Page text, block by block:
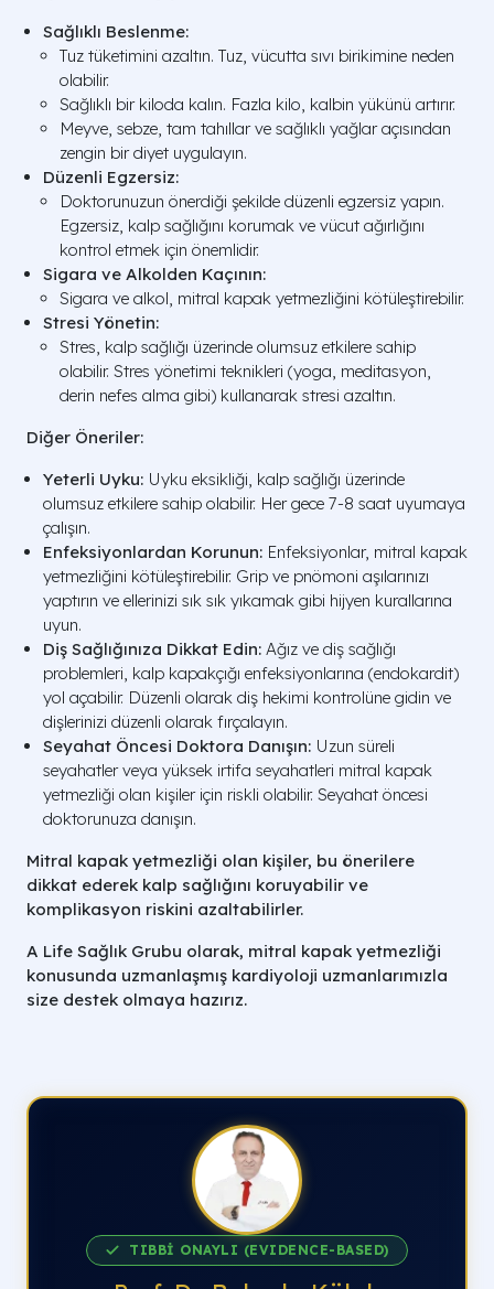
Sağlıklı Beslenme:
Tuz tüketimini azaltın. Tuz, vücutta sıvı birikimine neden
olabilir.
Sağlıklı bir kiloda kalın. Fazla kilo, kalbin yükünü artırır.
Meyve, sebze, tam tahıllar ve sağlıklı yağlar açısından
zengin bir diyet uygulayın.
Düzenli Egzersiz:
Doktorunuzun önerdiği şekilde düzenli egzersiz yapın.
Egzersiz, kalp sağlığını korumak ve vücut ağırlığını
kontrol etmek için önemlidir.
Sigara ve Alkolden Kaçının:
Sigara ve alkol, mitral kapak yetmezliğini kötüleştirebilir.
Stresi Yönetin:
Stres, kalp sağlığı üzerinde olumsuz etkilere sahip
olabilir. Stres yönetimi teknikleri (yoga, meditasyon,
derin nefes alma gibi) kullanarak stresi azaltın.
Diğer Öneriler:
Yeterli Uyku: Uyku eksikliği, kalp sağlığı üzerinde
olumsuz etkilere sahip olabilir. Her gece 7-8 saat uyumaya
çalışın.
Enfeksiyonlardan Korunun: Enfeksiyonlar, mitral kapak
yetmezliğini kötüleştirebilir. Grip ve pnömoni aşılarınızı
yaptırın ve ellerinizi sık sık yıkamak gibi hijyen kurallarına
uyun.
Diş Sağlığınıza Dikkat Edin: Ağız ve diş sağlığı
problemleri, kalp kapakçığı enfeksiyonlarına (endokardit)
yol açabilir. Düzenli olarak diş hekimi kontrolüne gidin ve
dişlerinizi düzenli olarak fırçalayın.
Seyahat Öncesi Doktora Danışın: Uzun süreli
seyahatler veya yüksek irtifa seyahatleri mitral kapak
yetmezliği olan kişiler için riskli olabilir. Seyahat öncesi
doktorunuza danışın.
Mitral kapak yetmezliği olan kişiler, bu önerilere
dikkat ederek kalp sağlığını koruyabilir ve
komplikasyon riskini azaltabilirler.
A Life Sağlık Grubu olarak, mitral kapak yetmezliği
konusunda uzmanlaşmış kardiyoloji uzmanlarımızla
size destek olmaya hazırız.
TIBBİ ONAYLI (EVIDENCE-BASED)